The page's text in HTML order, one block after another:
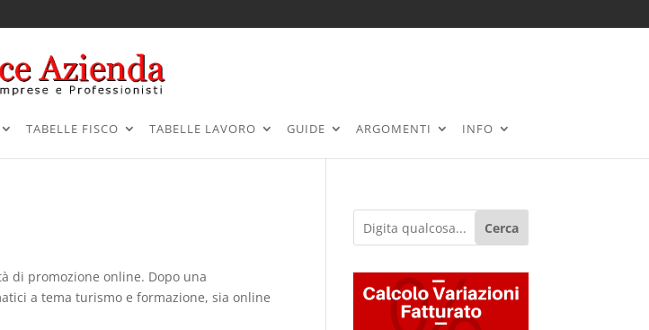
TABELLE FISCO TABELLE LAVORO GUIDE ARGOMENTI INFO
di promozione online. Dopo una
a tema turismo e formazione, sia online
Cerca